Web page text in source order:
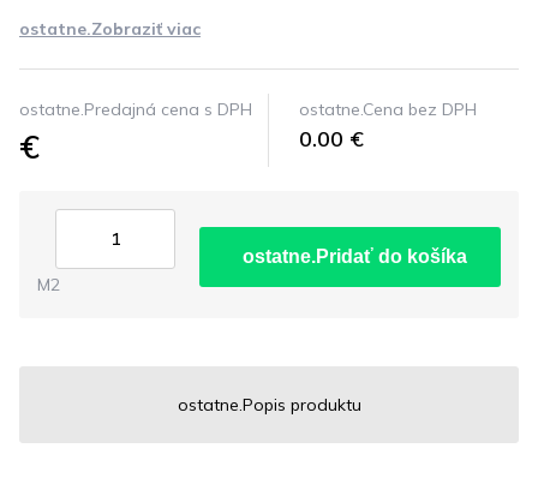
ostatne.Zobraziť viac
ostatne.Predajná cena s DPH
€
ostatne.Cena bez DPH
0.00 €
M2
ostatne.Pridať do košíka
ostatne.Popis produktu